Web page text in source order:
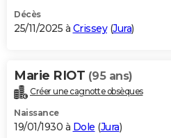
Décès
25/11/2025 à Crissey(Jura)
Marie RIOT (95 ans)
Créer une cagnotte obsèques
Naissance
19/01/1930 à Dole (Jura)